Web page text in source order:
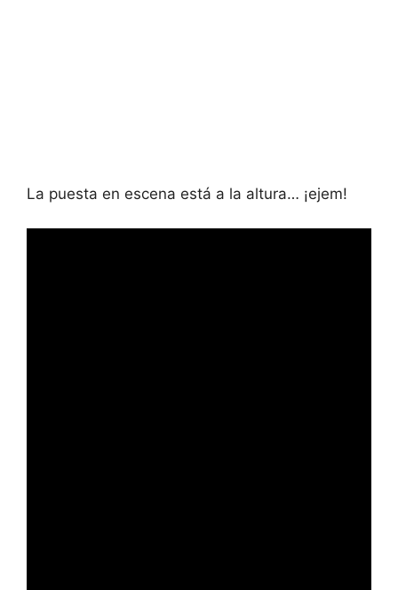
La puesta en escena está a la altura… ¡ejem!